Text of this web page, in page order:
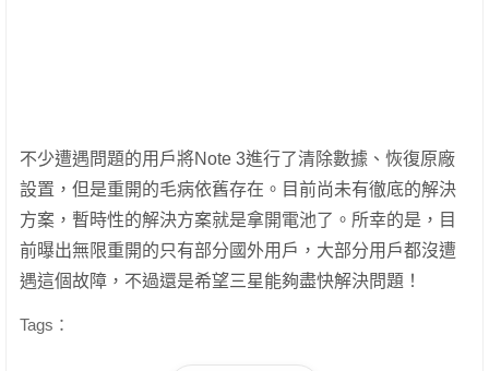
不少遭遇問題的用戶將Note 3進行了清除數據、恢復原廠
設置，但是重開的毛病依舊存在。目前尚未有徹底的解決
方案，暫時性的解決方案就是拿開電池了。所幸的是，目
前曝出無限重開的只有部分國外用戶，大部分用戶都沒遭
遇這個故障，不過還是希望三星能夠盡快解決問題！
Tags：